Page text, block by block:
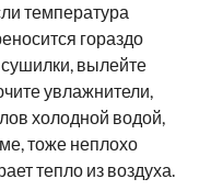
температура
гораздо
вылейте
увлажнители,
холодной водой,
тоже неплохо
тепло из воздуха.